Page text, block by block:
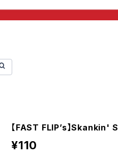
【FAST FLIP’s】Skankin'
¥110